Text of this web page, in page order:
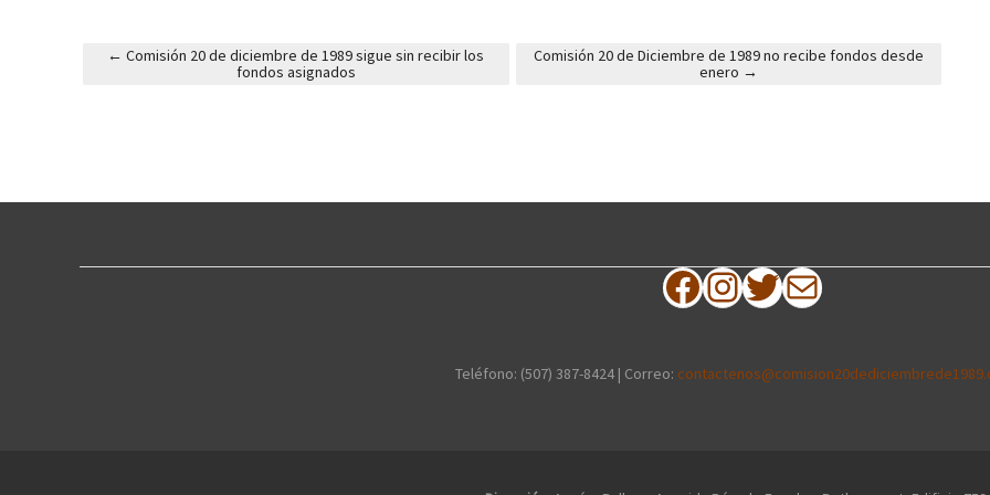
← Comisión 20 de diciembre de 1989 sigue sin recibir los
fondos asignados
Comisión 20 de Diciembre de 1989 no recibe fondos desde
enero →
Facebook
Instagram
Twitter
Correo electrónico
Teléfono: (507) 387-8424 | Correo: